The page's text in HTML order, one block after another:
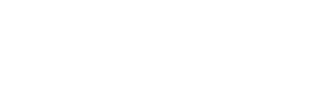
御機器販売店・
にご登録され
通知します。